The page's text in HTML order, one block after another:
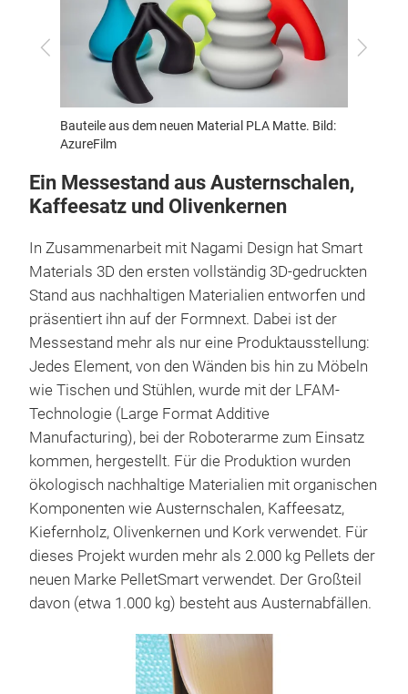
Zurück Vor
Bauteile aus dem neuen Material PLA Matte. Bild:
AzureFilm
Ein Messestand aus Austernschalen,
Kaffeesatz und Olivenkernen
In Zusammenarbeit mit Nagami Design hat Smart
Materials 3D den ersten vollständig 3D-gedruckten
Stand aus nachhaltigen Materialien entworfen und
präsentiert ihn auf der Formnext. Dabei ist der
Messestand mehr als nur eine Produktausstellung:
Jedes Element, von den Wänden bis hin zu Möbeln
wie Tischen und Stühlen, wurde mit der LFAM-
Technologie (Large Format Additive
Manufacturing), bei der Roboterarme zum Einsatz
kommen, hergestellt. Für die Produktion wurden
ökologisch nachhaltige Materialien mit organischen
Komponenten wie Austernschalen, Kaffeesatz,
Kiefernholz, Olivenkernen und Kork verwendet. Für
dieses Projekt wurden mehr als 2.000 kg Pellets der
neuen Marke PelletSmart verwendet. Der Großteil
davon (etwa 1.000 kg) besteht aus Austernabfällen.